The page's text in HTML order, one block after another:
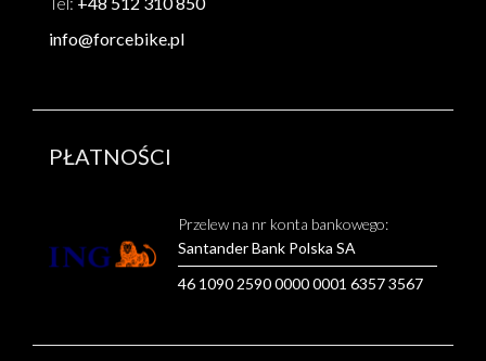
info@forcebike.pl
PŁATNOŚCI
Przelew na nr konta bankowego:
Santander Bank Polska SA
46 1090 2590 0000 0001 6357 3567